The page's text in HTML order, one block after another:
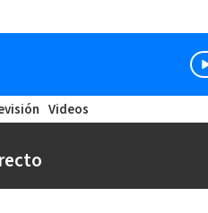
Videos